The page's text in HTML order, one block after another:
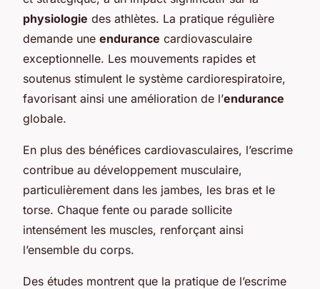
physiologie des athlètes. La pratique régulière
demande une endurance cardiovasculaire
exceptionnelle. Les mouvements rapides et
soutenus stimulent le système cardiorespiratoire,
favorisant ainsi une amélioration de l’endurance
globale.
En plus des bénéfices cardiovasculaires, l’escrime
contribue au développement musculaire,
particulièrement dans les jambes, les bras et le
torse. Chaque fente ou parade sollicite
intensément les muscles, renforçant ainsi
l’ensemble du corps.
Des études montrent que la pratique de l’escrime